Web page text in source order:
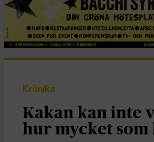
Krönika
Kakan kan inte
hur mycket som